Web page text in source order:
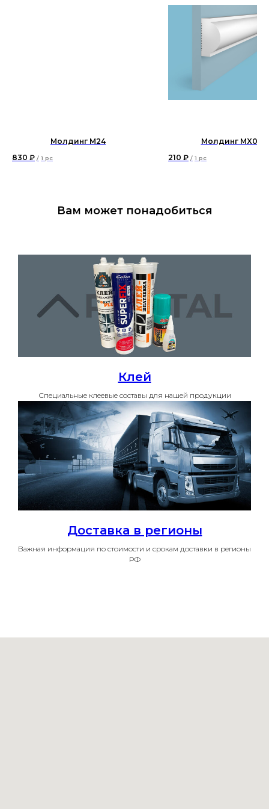
Молдинг М24
830 ₽ / 1 pc
Молдинг MX040
210 ₽ / 1 pc
Вам может понадобиться
Клей
Специальные клеевые составы для нашей продукции
Доставка в регионы
Важная информация по стоимости и срокам доставки в регионы
РФ